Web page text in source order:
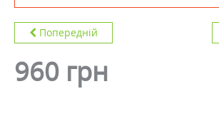
Попередній
960 грн